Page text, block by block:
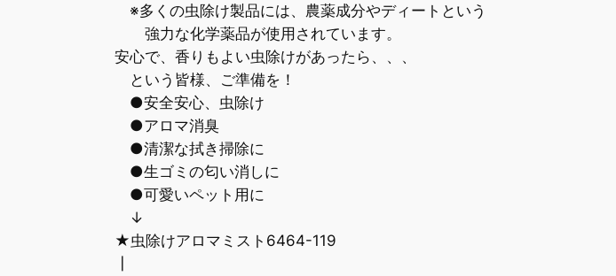
※多くの虫除け製品には、農薬成分やディートという
強力な化学薬品が使用されています。
安心で、香りもよい虫除けがあったら、、、
という皆様、ご準備を！
●安全安心、虫除け
●アロマ消臭
●清潔な拭き掃除に
●生ゴミの匂い消しに
●可愛いペット用に
↓
★虫除けアロマミスト6464-119